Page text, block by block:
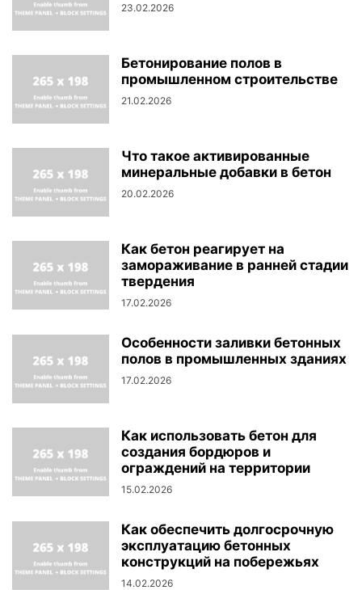
23.02.2026
Бетонирование полов в
промышленном строительстве
21.02.2026
Что такое активированные
минеральные добавки в бетон
20.02.2026
Как бетон реагирует на
замораживание в ранней стадии
твердения
17.02.2026
Особенности заливки бетонных
полов в промышленных зданиях
17.02.2026
Как использовать бетон для
создания бордюров и
ограждений на территории
15.02.2026
Как обеспечить долгосрочную
эксплуатацию бетонных
конструкций на побережьях
14.02.2026